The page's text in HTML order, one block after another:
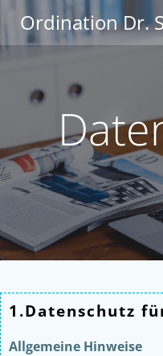
Ordination Dr.
1.Datenschutz
Allgemeine Hinweise